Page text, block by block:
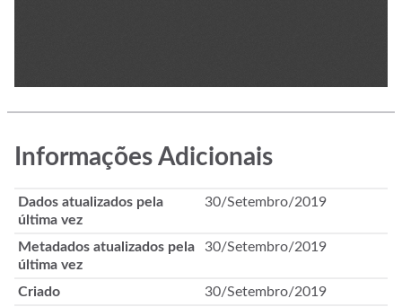
Informações Adicionais
Dados atualizados pela
última vez
30/Setembro/2019
Metadados atualizados pela
última vez
30/Setembro/2019
Criado
30/Setembro/2019